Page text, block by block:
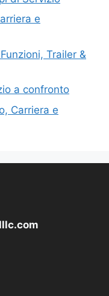
e
Trailer &
a confronto
Carriera e